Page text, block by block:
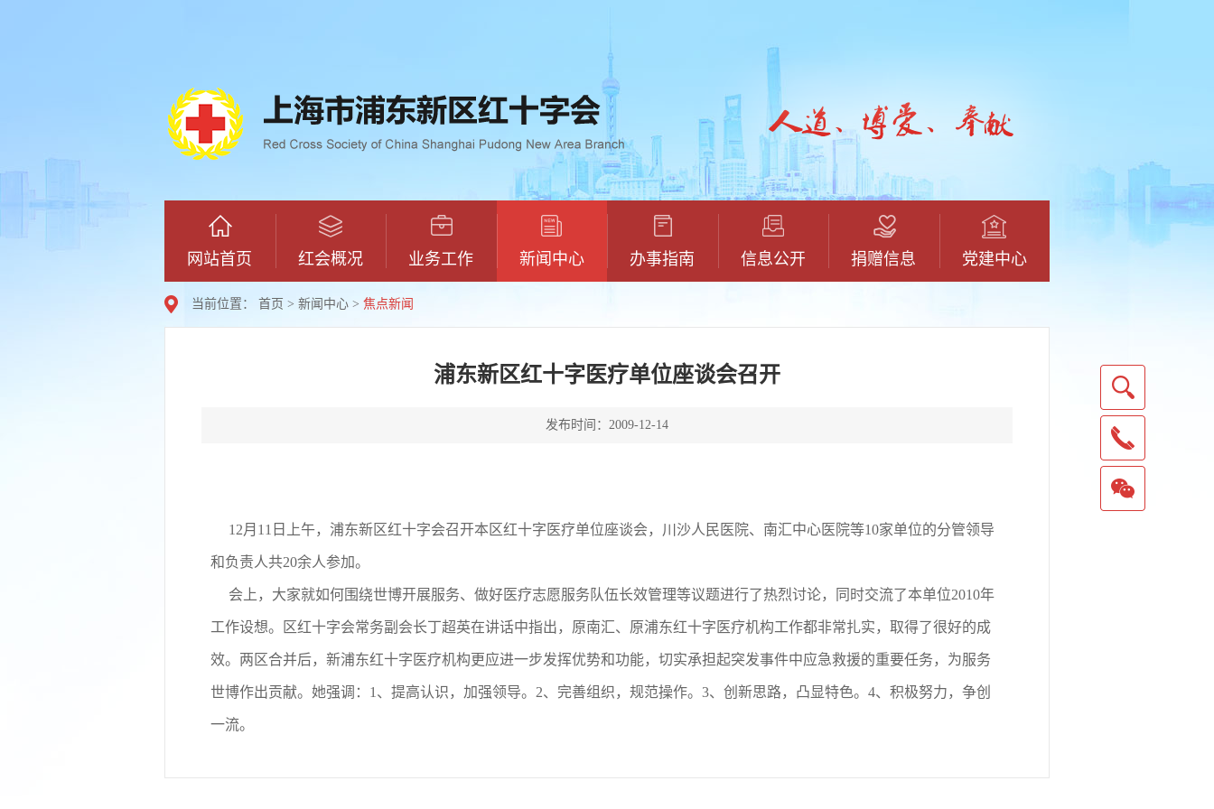
网站首页 红会概况 业务工作 新闻中心 办事指南 信息公开 捐赠信息 党建中心
当前位置： 首页 > 新闻中心 > 焦点新闻
浦东新区红十字医疗单位座谈会召开
发布时间：2009-12-14
12月11日上午，浦东新区红十字会召开本区红十字医疗单位座谈会，川沙人民医院、南汇中心医院等10家单位的分管领导
和负责人共20余人参加。
会上，大家就如何围绕世博开展服务、做好医疗志愿服务队伍长效管理等议题进行了热烈讨论，同时交流了本单位2010年
工作设想。区红十字会常务副会长丁超英在讲话中指出，原南汇、原浦东红十字医疗机构工作都非常扎实，取得了很好的成
效。两区合并后，新浦东红十字医疗机构更应进一步发挥优势和功能，切实承担起突发事件中应急救援的重要任务，为服务
世博作出贡献。她强调：1、提高认识，加强领导。2、完善组织，规范操作。3、创新思路，凸显特色。4、积极努力，争创
一流。